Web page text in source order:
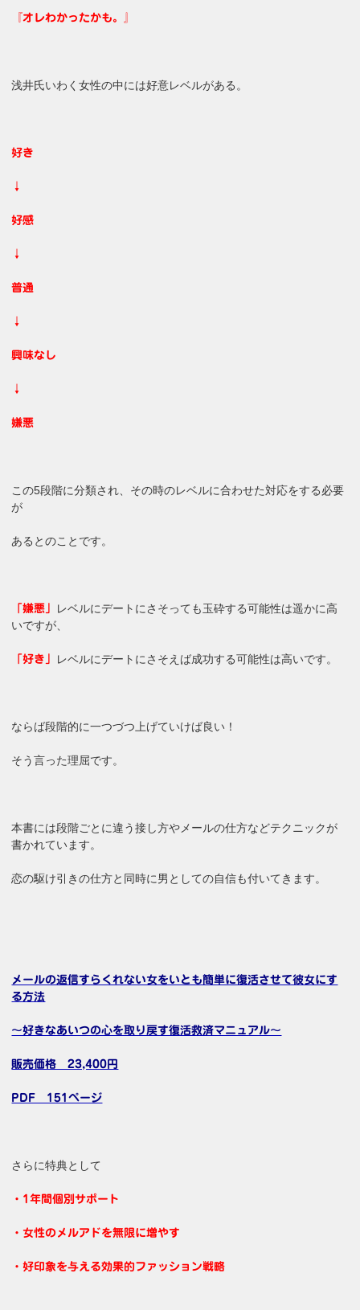
『オレわかったかも。』
浅井氏いわく女性の中には好意レベルがある。
好き
↓
好感
↓
普通
↓
興味なし
↓
嫌悪
この5段階に分類され、その時のレベルに合わせた対応をする必要
が
あるとのことです。
「嫌悪」
レベルにデートにさそっても玉砕する可能性は遥かに高
いですが、
「好き」 レベルにデートにさそえば成功する可能性は高いです。
ならば段階的に一つづつ上げていけば良い！
そう言った理屈です。
本書には段階ごとに違う接し方やメールの仕方などテクニックが
書かれています。
恋の駆け引きの仕方と同時に男としての自信も付いてきます。
メールの返信すらくれない女をいとも簡単に復活させて彼女にす
る方法
～好きなあいつの心を取り戻す復活救済マニュアル～
販売価格 23,400円
PDF 151ページ
さらに特典として
・1年間個別サポート
・女性のメルアドを無限に増やす
・好印象を与える効果的ファッション戦略